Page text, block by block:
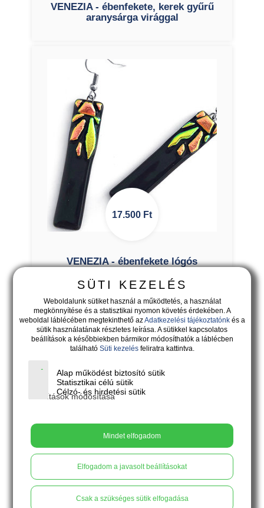
VENEZIA - ébenfekete, kerek gyűrű
aranysárga virággal
17.500 Ft
VENEZIA - ébenfekete lógós
18.900Ft
SÜTI KEZELÉS
Weboldalunk sütiket használ a működtetés, a használat
megkönnyítése és a statisztikai nyomon követés érdekében. A
weboldal láblécében megtekinthető azAdatkezelési tájékoztatónkés a
sütik használatának részletes leírása. A sütikkel kapcsolatos
beállítások a későbbiekben bármikor módosíthatók a láblécben
található Süti kezelésfeliratra kattintva.
Alap működést biztosító sütik
Statisztikai célú sütik
Célzó- és hirdetési sütik
Beállítások módosítása
Mindet elfogadom
Elfogadom a javasolt beállításokat
Csak a szükséges sütik elfogadása